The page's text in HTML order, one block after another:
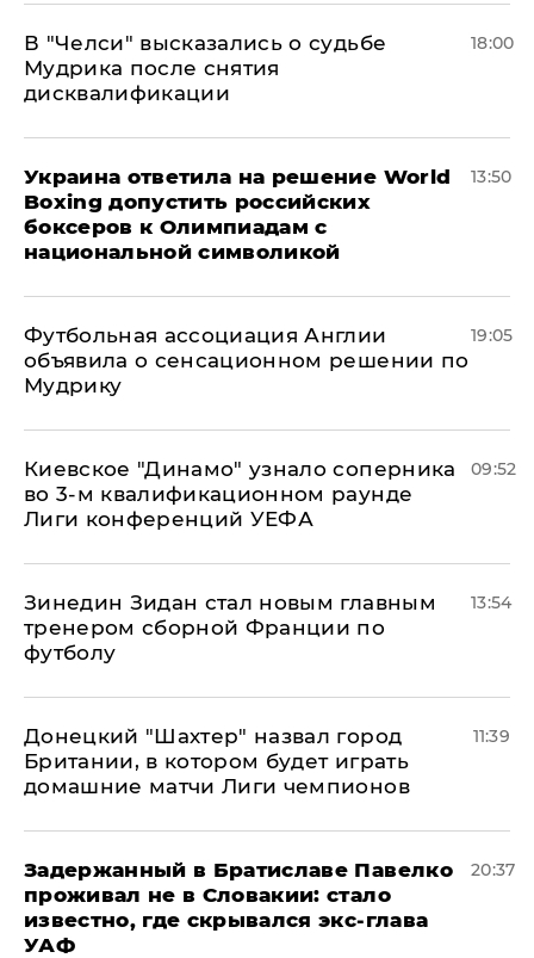
В "Челси" высказались о судьбе
Мудрика после снятия
дисквалификации
18:00
Украина ответила на решение World
Boxing допустить российских
боксеров к Олимпиадам с
национальной символикой
13:50
Футбольная ассоциация Англии
объявила о сенсационном решении по
Мудрику
19:05
Киевское "Динамо" узнало соперника
во 3-м квалификационном раунде
Лиги конференций УЕФА
09:52
Зинедин Зидан стал новым главным
тренером сборной Франции по
футболу
13:54
Донецкий "Шахтер" назвал город
Британии, в котором будет играть
домашние матчи Лиги чемпионов
11:39
Задержанный в Братиславе Павелко
проживал не в Словакии: стало
известно, где скрывался экс-глава
УАФ
20:37